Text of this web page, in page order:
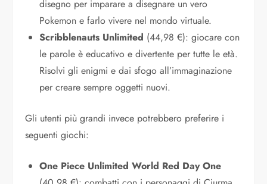
disegno per imparare a disegnare un vero
Pokemon e farlo vivere nel mondo virtuale.
Scribblenauts Unlimited (44,98 €): giocare con
le parole è educativo e divertente per tutte le età.
Risolvi gli enigmi e dai sfogo all’immaginazione
per creare sempre oggetti nuovi.
Gli utenti più grandi invece potrebbero preferire i
seguenti giochi:
One Piece Unlimited World Red Day One